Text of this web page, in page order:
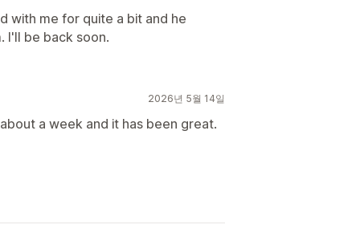
with me for quite a bit and he
I'll be back soon.
2026년 5월 14일
a week and it has been great.